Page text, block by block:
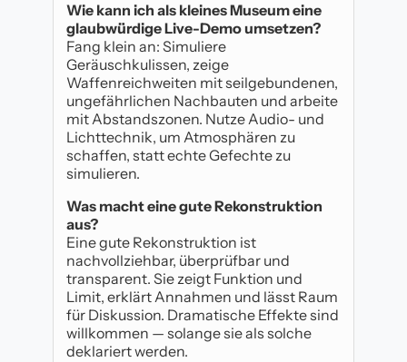
Wie kann ich als kleines Museum eine
glaubwürdige Live-Demo umsetzen?
Fang klein an: Simuliere
Geräuschkulissen, zeige
Waffenreichweiten mit seilgebundenen,
ungefährlichen Nachbauten und arbeite
mit Abstandszonen. Nutze Audio- und
Lichttechnik, um Atmosphären zu
schaffen, statt echte Gefechte zu
simulieren.
Was macht eine gute Rekonstruktion
aus?
Eine gute Rekonstruktion ist
nachvollziehbar, überprüfbar und
transparent. Sie zeigt Funktion und
Limit, erklärt Annahmen und lässt Raum
für Diskussion. Dramatische Effekte sind
willkommen — solange sie als solche
deklariert werden.